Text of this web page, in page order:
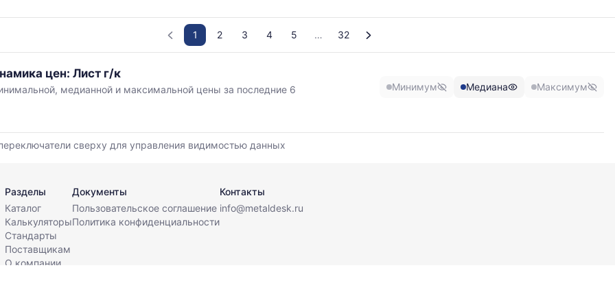
1 2 3 4 5 32
цен: Лист г/к
медианной и максимальной цены за последние 6
Минимум Медиана Максимум
сверху для управления видимостью данных
Разделы
Каталог
Калькуляторы
Стандарты
Поставщикам
О компании
Документы
Пользовательское соглашение
Политика конфиденциальности
Контакты
info@metaldesk.ru